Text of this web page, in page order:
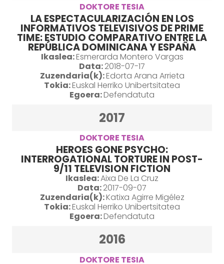
DOKTORE TESIA
LA ESPECTACULARIZACIÓN EN LOS
INFORMATIVOS TELEVISIVOS DE PRIME
TIME: ESTUDIO COMPARATIVO ENTRE LA
REPÚBLICA DOMINICANA Y ESPAÑA
Ikaslea:Esmerarda Montero Vargas
Data:2018-07-17
Zuzendaria(k):Edorta Arana Arrieta
Tokia:Euskal Herriko Unibertsitatea
Egoera:Defendatuta
2017
DOKTORE TESIA
HEROES GONE PSYCHO:
INTERROGATIONAL TORTURE IN POST-
9/11 TELEVISION FICTION
Ikaslea:Aixa De La Cruz
Data:2017-09-07
Zuzendaria(k):Katixa Agirre Migélez
Tokia:Euskal Herriko Unibertsitatea
Egoera:Defendatuta
2016
DOKTORE TESIA